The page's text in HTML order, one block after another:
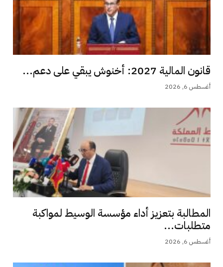
قانون المالية 2027: أخنوش يبقي على دعم...
أغسطس 6, 2026
المطالبة بتعزيز أداء مؤسسة الوسيط لمواكبة
متطلبات...
أغسطس 6, 2026